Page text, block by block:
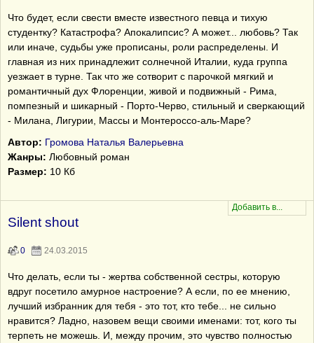
Что будет, если свести вместе известного певца и тихую
студентку? Катастрофа? Апокалипсис? А может... любовь? Так
или иначе, судьбы уже прописаны, роли распределены. И
главная из них принадлежит солнечной Италии, куда группа
уезжает в турне. Так что же сотворит с парочкой мягкий и
романтичный дух Флоренции, живой и подвижный - Рима,
помпезный и шикарный - Порто-Черво, стильный и сверкающий
- Милана, Лигурии, Массы и Монтероссо-аль-Маре?
Автор: Громова Наталья Валерьевна
Жанры: Любовный роман
Размер: 10 Кб
Silent shout
0 24.03.2015
Что делать, если ты - жертва собственной сестры, которую
вдруг посетило амурное настроение? А если, по ее мнению,
лучший избранник для тебя - это тот, кто тебе... не сильно
нравится? Ладно, назовем вещи своими именами: тот, кого ты
терпеть не можешь. И, между прочим, это чувство полностью